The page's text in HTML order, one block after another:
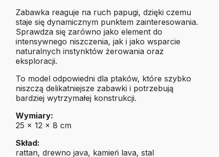
Zabawka reaguje na ruch papugi, dzięki czemu
staje się dynamicznym punktem zainteresowania.
Sprawdza się zarówno jako element do
intensywnego niszczenia, jak i jako wsparcie
naturalnych instynktów żerowania oraz
eksploracji.
To model odpowiedni dla ptaków, które szybko
niszczą delikatniejsze zabawki i potrzebują
bardziej wytrzymałej konstrukcji.
Wymiary:
25 x 12 x 8 cm
Skład:
rattan, drewno java, kamień lava, stal